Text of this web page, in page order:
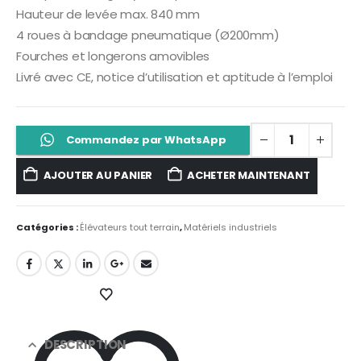
Hauteur de levée max. 840 mm
4 roues à bandage pneumatique (Ø200mm)
Fourches et longerons amovibles
Livré avec CE, notice d’utilisation et aptitude à l’emploi
Commandez par WhatsApp
AJOUTER AU PANIER ACHETER MAINTENANT
Catégories :Élévateurs tout terrain,Matériels industriels
DESCRIPTION